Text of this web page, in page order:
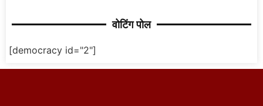
वोटिंग पोल
[democracy id="2"]